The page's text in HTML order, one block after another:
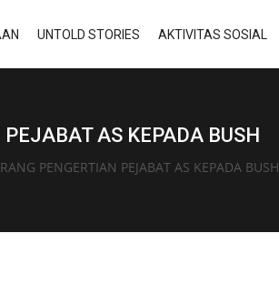
UNTOLD STORIES AKTIVITAS SOSIAL
AS KEPADA BUSH
PENGERTIAN PEJABAT AS KEPADA BUSH